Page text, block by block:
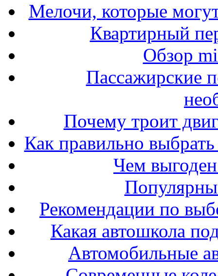
Мелочи, которые
Квартирный
Обзор
Пассажирские
Почему троит
Как правильно выбрать
Чем
Рекомендации по
Какая автошкола
Автомобильные